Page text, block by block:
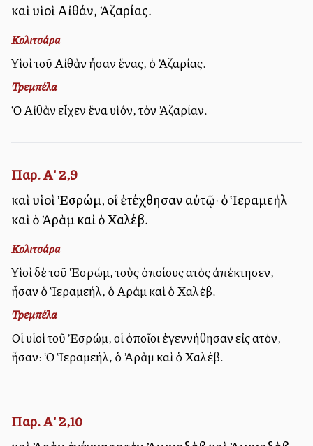
καὶ υἱοὶ Αἰθάν, Ἀζαρίας.
Κολιτσάρα
Υἱοὶ τοῦ Αἰθὰν ἦσαν ἕνας, ὁ Ἀζαρίας.
Τρεμπέλα
Ὁ Αἰθὰν εἶχεν ἕνα υἱόν, τὸν Ἀζαρίαν.
Παρ. Α' 2,9
καὶ υἱοὶ Ἐσρώμ, οἳ ἐτέχθησαν αὐτῷ· ὁ Ἱεραμεὴλ
καὶ ὁ Ἀρὰμ καὶ ὁ Χαλέβ.
Κολιτσάρα
Υἱοὶ δὲ τοῦ Ἐσρώμ, τοὺς ὁποίους αὐτὸς ἀπέκτησεν,
ἦσαν ὁ Ἱεραμεήλ, ὁ Αρὰμ καὶ ὁ Χαλέβ.
Τρεμπέλα
Οἱ υἱοὶ τοῦ Ἐσρώμ, οἱ ὁποῖοι ἐγεννήθησαν εἰς αὐτόν,
ἦσαν: Ὁ Ἱεραμεήλ, ὁ Ἀρὰμ καὶ ὁ Χαλέβ.
Παρ. Α' 2,10